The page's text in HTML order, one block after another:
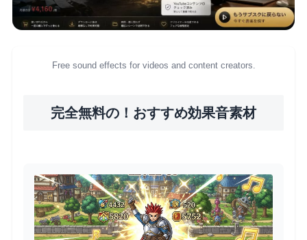
Free sound effects for videos and content creators.
完全無料の！おすすめ効果音素材